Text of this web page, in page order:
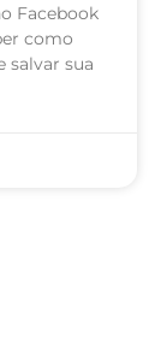
Facebook
como
salvar sua